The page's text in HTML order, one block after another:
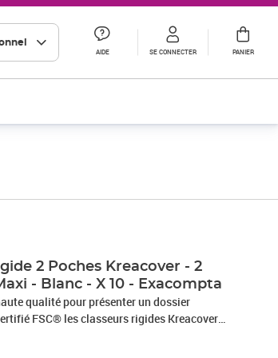
AIDE SE CONNECTER PANIER
2 Poches Kreacover - 2
- Blanc - X 10 - Exacompta
qualité pour présenter un dossier
FSC® les classeurs rigides Kreacover
Couverture rigide plastifiée, robuste avec
sur le dos du classeur. En prime, le